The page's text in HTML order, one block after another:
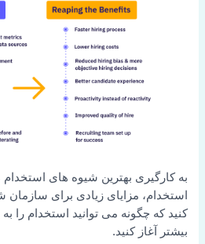
به کارگیری بهترین شیوه های استخدام
استخدام، مزایای زیادی برای سازمان
کنید که چگونه می توانید استخدام را
بیشتر آغاز کنید.